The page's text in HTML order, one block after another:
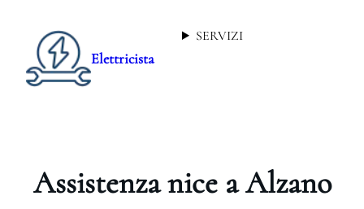
Elettricista
SERVIZI
Assistenza nice a Alzano